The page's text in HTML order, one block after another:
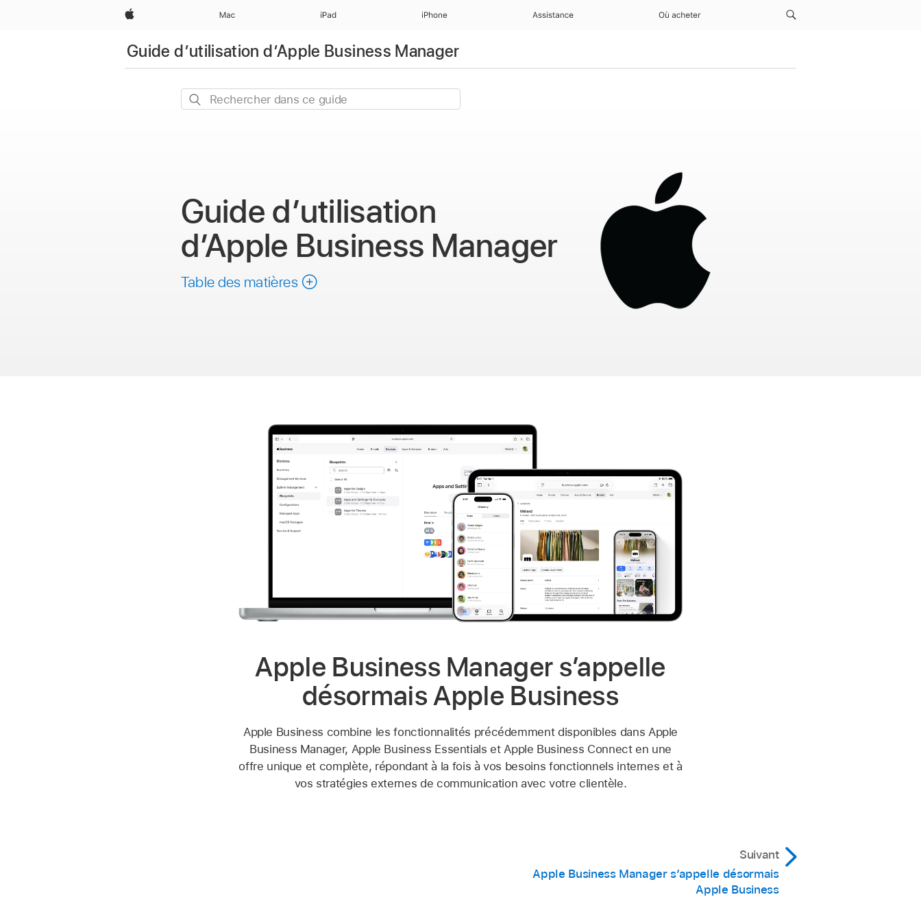
Apple Mac iPad iPhone Assistance Où acheter
Guide d’utilisation d’Apple Business Manager
Rechercher
Guide d’utilisation
d’Apple Business Manager
Table des matières
Apple Business Manager s’appelle
désormais Apple Business
Apple Business combine les fonctionnalités précédemment disponibles dans Apple
Business Manager, Apple Business Essentials et Apple Business Connect en une
offre unique et complète, répondant à la fois à vos besoins fonctionnels internes et à
vos stratégies externes de communication avec votre clientèle.
Suivant
Apple Business Manager s’appelle désormais
Apple Business